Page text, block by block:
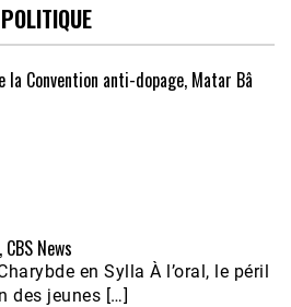
POLITIQUE
la Convention anti-dopage, Matar Bâ
News
en Sylla À l’oral, le péril
des jeunes […]